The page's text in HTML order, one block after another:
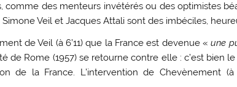
comme des menteurs invétérés ou des optimistes
Veil et Jacques Attali sont des imbéciles,
de Veil (à 6’11) que la France est devenue «une
de Rome (1957) se retourne contre elle : c’est bien
de la France. L’intervention de Chevènement